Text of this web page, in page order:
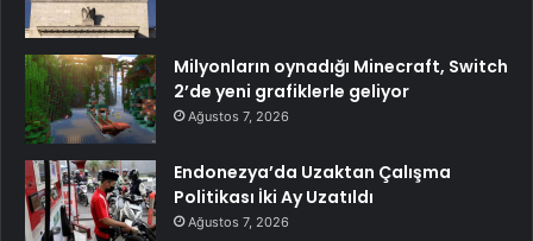
Milyonların oynadığı Minecraft, Switch
2’de yeni grafiklerle geliyor
Ağustos 7, 2026
Endonezya’da Uzaktan Çalışma
Politikası İki Ay Uzatıldı
Ağustos 7, 2026